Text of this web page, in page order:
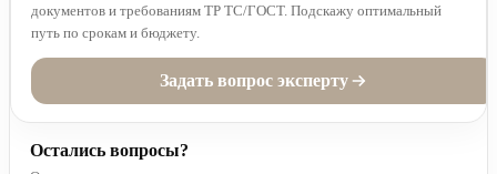
документов и требованиям ТР ТС/ГОСТ. Подскажу оптимальный
путь по срокам и бюджету.
Задать вопрос эксперту
Остались вопросы?